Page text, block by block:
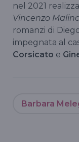
nel 2021
Vincenzo
romanzi di
impegnata al
Corsicato e
Barbara